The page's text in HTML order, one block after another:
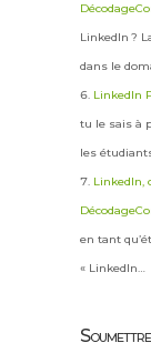
LinkedIn ?
dans le
LinkedIn
tu le sais à
les
LinkedIn,
en tant
« LinkedIn…